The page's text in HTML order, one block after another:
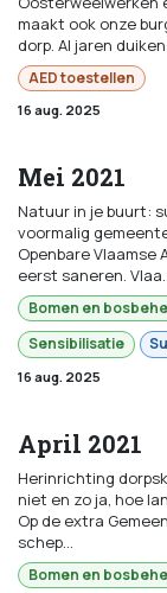
maakt ook onze
dorp. Al jaren duiken
AED toestellen
16 aug. 2025
Mei 2021
Natuur in je buurt:
voormalig
Openbare Vlaamse
eerst saneren.
Bomen en
Sensibilisatie
16 aug. 2025
April 2021
Herinrichting
niet en zo ja, hoe
Op de extra
schep...
Bomen en